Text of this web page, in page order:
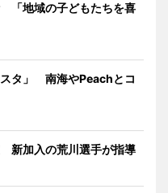
「地域の子どもたちを喜
タ」 南海やPeachとコ
新加入の荒川選手が指導